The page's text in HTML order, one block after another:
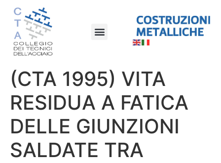
(CTA 1995) VITA
RESIDUA A FATICA
DELLE GIUNZIONI
SALDATE TRA